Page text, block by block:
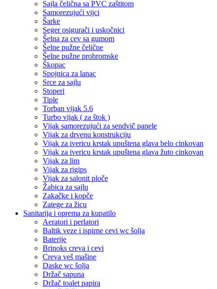
Sajla čelična sa PVC zaštitom
Samorezujući vijci
Šarke
Seger osigurači i uskočnici
Šelna za cev sa gumom
Šelne pužne čelične
Šelne pužne prohromske
Škopac
Spojnica za lanac
Srce za sajlu
Stoperi
Tiple
Torban vijak 5.6
Turbo vijak ( za štok )
Vijak samorezujući za sendvič panele
Vijak za drvenu konstrukciju
Vijak za ivericu krstak upuštena glava belo cinkovan
Vijak za ivericu krstak upuštena glava žuto cinkovan
Vijak za lim
Vijak za rigips
Vijak za salonit ploče
Žabica za sajlu
Zakačke i kopče
Zatege za žicu
Sanitarija i oprema za kupatilo
Aeratori i perlatori
Baltik veze i ispirne cevi wc šolja
Baterije
Brinoks creva i cevi
Creva veš mašine
Daske wc šolja
Držač sapuna
Držač toalet papira